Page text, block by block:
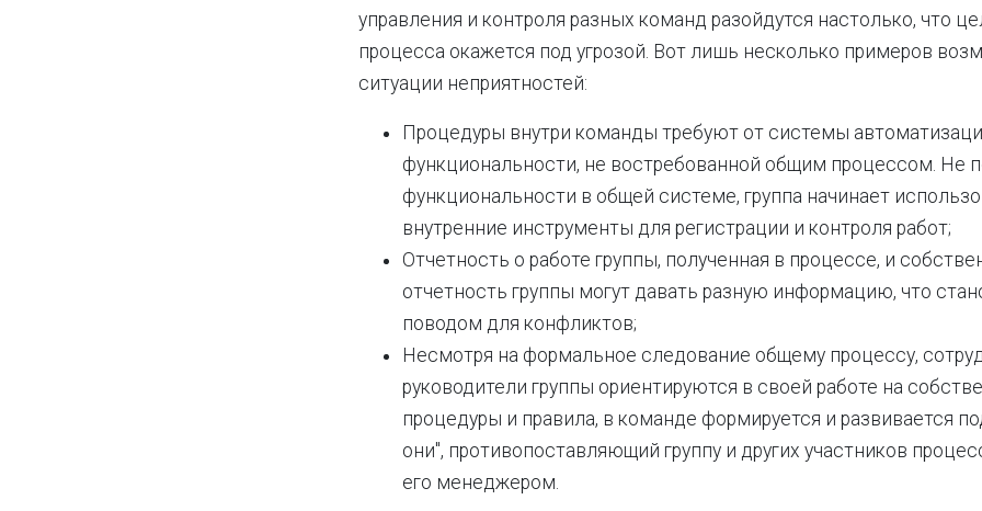
управления и контроля разных команд разойдутся настолько, что
процесса окажется под угрозой. Вот лишь несколько примеров
ситуации неприятностей:
Процедуры внутри команды требуют от системы
функциональности, не востребованной общим процессом. Не
функциональности в общей системе, группа начинает
внутренние инструменты для регистрации и контроля работ;
Отчетность о работе группы, полученная в процессе, и
отчетность группы могут давать разную информацию, что
поводом для конфликтов;
Несмотря на формальное следование общему процессу,
руководители группы ориентируются в своей работе на
процедуры и правила, в команде формируется и развивается
они", противопоставляющий группу и других участников
его менеджером.